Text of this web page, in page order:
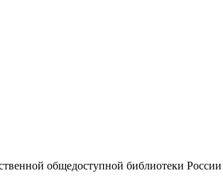
общедоступной библиотеки